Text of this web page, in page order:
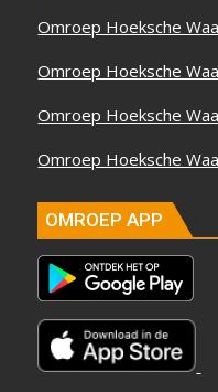
Omroep Hoeksche
Omroep Hoeksche
Omroep Hoeksche
Omroep Hoeksche
OMROEP APP